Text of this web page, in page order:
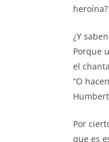
heroína?
¿Y
Porque
el
“O
Por
que es